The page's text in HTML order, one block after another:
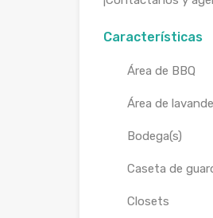
Características
Área de BBQ
Área de
Bodega(s)
Caseta de
Closets